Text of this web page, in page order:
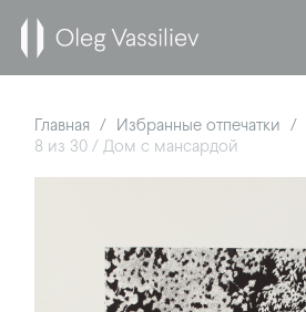
Главная / Избранные отпечатки /
8 из 30 / Дом с мансардой